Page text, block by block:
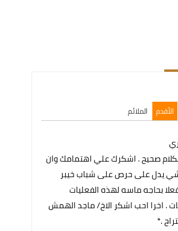
الأقدم الملائم
صحيح . اشكرك علي اهتمامك وان
يدل على حرص على شباب خيبر
بحاجه ماسه لهذه الفعليات
. اخرا احب اشكر الاخ/ ماجد الهمش
.*